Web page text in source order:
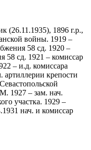
(26.11.1935), 1896 г.р.,
войны. 1919 –
58 сд. 1920 –
58 сд. 1921 – комиссар
– и.д. комиссара
артиллерии крепости
1927 – зам. нач.
участка. 1929 –
нач. и комиссар